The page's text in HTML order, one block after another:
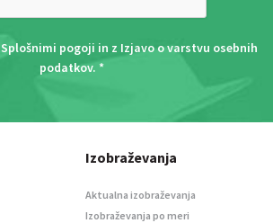
Splošnimi pogoji in z Izjavo o varstvu osebnih
podatkov. *
Izobraževanja
Aktualna izobraževanja
Izobraževanja po meri